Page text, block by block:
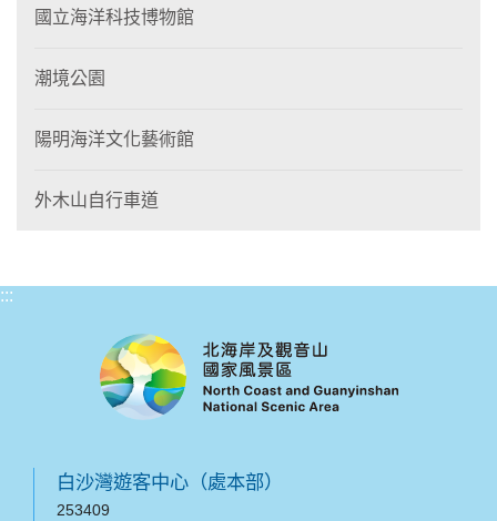
國立海洋科技博物館
潮境公園
陽明海洋文化藝術館
外木山自行車道
:::
白沙灣遊客中心（處本部）
253409